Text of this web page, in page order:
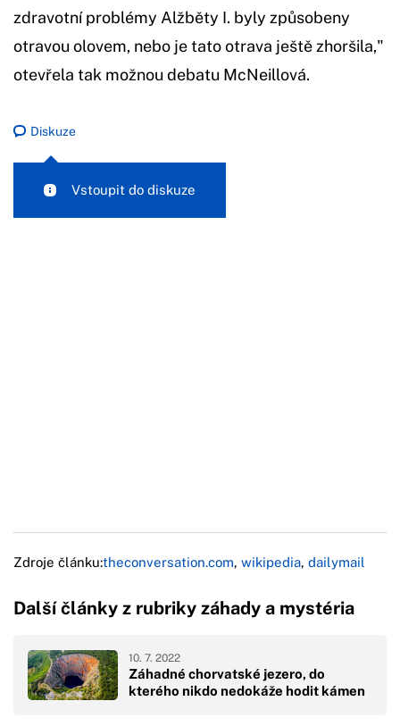
zdravotní problémy Alžběty I. byly způsobeny
otravou olovem, nebo je tato otrava ještě zhoršila,"
otevřela tak možnou debatu McNeillová.
Diskuze
Vstoupit do diskuze
Zdroje článku:theconversation.com, wikipedia, dailymail
Další články z rubriky záhady a mystéria
Záhadné chorvatské jezero, do
kterého nikdo nedokáže hodit kámen
10. 7. 2022